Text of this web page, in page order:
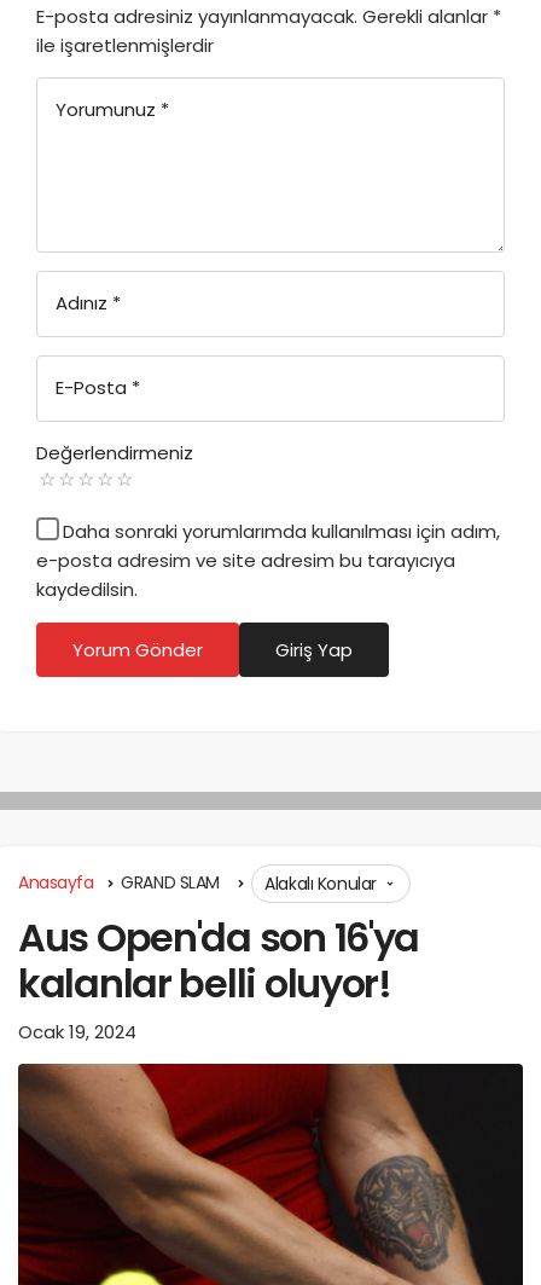
E-posta adresiniz yayınlanmayacak. Gerekli alanlar *
ile işaretlenmişlerdir
Yorumunuz *
Adınız *
E-Posta *
Değerlendirmeniz
Daha sonraki yorumlarımda kullanılması için adım,
e-posta adresim ve site adresim bu tarayıcıya
kaydedilsin.
Yorum Gönder Giriş Yap
Anasayfa GRAND SLAM Alakalı Konular
Aus Open'da son 16'ya
kalanlar belli oluyor!
Ocak 19, 2024